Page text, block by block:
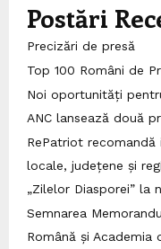
Postări
Precizări de presă
Top 100 Români de
Noi oportunități
ANC lansează două
RePatriot
locale, județene și
„Zilelor Diasporei” la
Semnarea
Română și